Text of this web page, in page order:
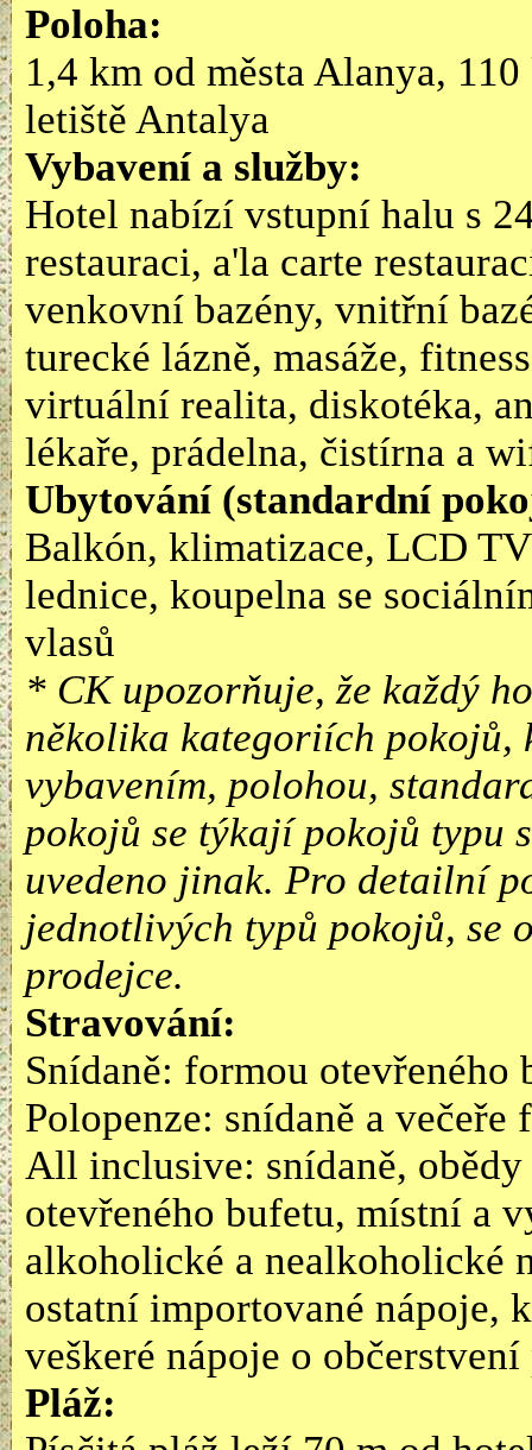
Poloha:
1,4 km od města Alanya,
letiště Antalya
Vybavení a služby:
Hotel nabízí vstupní halu s
restauraci, a'la carte
venkovní bazény, vnitřní
turecké lázně, masáže,
virtuální realita, diskotéka,
lékaře, prádelna, čistírna a
Ubytování (standardní
Balkón, klimatizace, LCD
lednice, koupelna se
vlasů
* CK upozorňuje, že každý
několika kategoriích pokojů,
vybavením, polohou,
pokojů se týkají pokojů typu
uvedeno jinak. Pro detailní
jednotlivých typů pokojů, se
prodejce.
Stravování:
Snídaně: formou otevřeného
Polopenze: snídaně a
All inclusive: snídaně, obědy
otevřeného bufetu, místní a
alkoholické a nealkoholické
ostatní importované nápoje,
veškeré nápoje o
Pláž: